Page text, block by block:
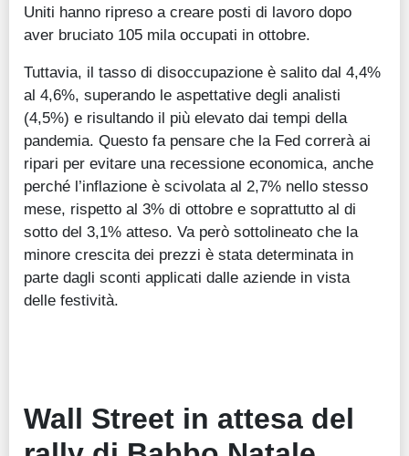
Uniti hanno ripreso a creare posti di lavoro dopo
aver bruciato 105 mila occupati in ottobre.
Tuttavia, il tasso di disoccupazione è salito dal 4,4%
al 4,6%, superando le aspettative degli analisti
(4,5%) e risultando il più elevato dai tempi della
pandemia. Questo fa pensare che la Fed correrà ai
ripari per evitare una recessione economica, anche
perché l’inflazione è scivolata al 2,7% nello stesso
mese, rispetto al 3% di ottobre e soprattutto al di
sotto del 3,1% atteso. Va però sottolineato che la
minore crescita dei prezzi è stata determinata in
parte dagli sconti applicati dalle aziende in vista
delle festività.
Wall Street in attesa del